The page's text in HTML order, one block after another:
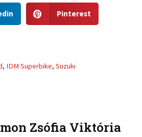
h
n
r
Pinterest
, IDM Superbike,Suzuki
Zsófia Viktória